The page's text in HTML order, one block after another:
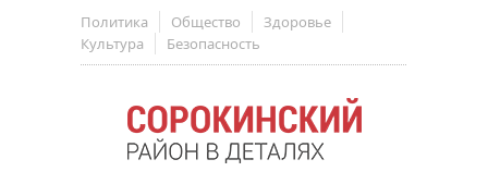
Политика Общество
Здоровье
Культура
Безопасность